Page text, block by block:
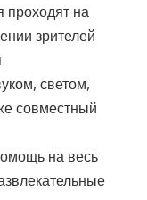
проходят на
зрителей
светом,
совместный
на весь